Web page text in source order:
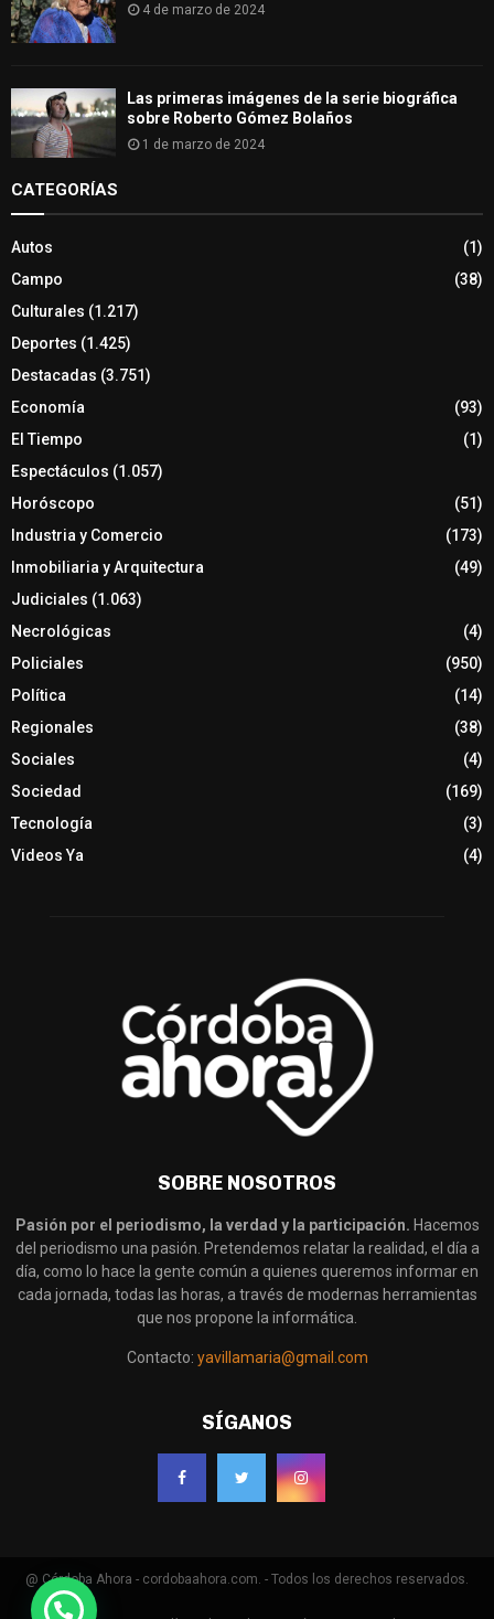
4 de marzo de 2024
Las primeras imágenes de la serie biográfica
sobre Roberto Gómez Bolaños
1 de marzo de 2024
CATEGORÍAS
Autos
(1)
Campo
(38)
Culturales (1.217)
Deportes (1.425)
Destacadas (3.751)
Economía
(93)
El Tiempo
(1)
Espectáculos (1.057)
Horóscopo
(51)
Industria y Comercio
(173)
Inmobiliaria y Arquitectura
(49)
Judiciales (1.063)
Necrológicas
(4)
Policiales
(950)
Política
(14)
Regionales
(38)
Sociales
(4)
Sociedad
(169)
Tecnología
(3)
Videos Ya
(4)
SOBRE NOSOTROS
Pasión por el periodismo, la verdad y la participación. Hacemos
del periodismo una pasión. Pretendemos relatar la realidad, el día a
día, como lo hace la gente común a quienes queremos informar en
cada jornada, todas las horas, a través de modernas herramientas
que nos propone la informática.
Contacto: yavillamaria@gmail.com
SÍGANOS
@ Córdoba Ahora - cordobaahora.com. - Todos los derechos reservados.